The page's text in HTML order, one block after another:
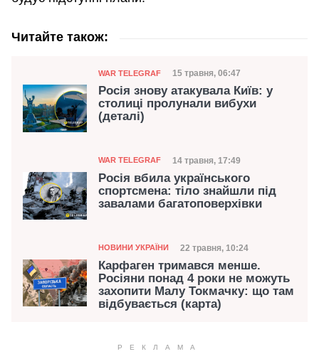
Читайте також:
Категорія
WAR TELEGRAF Дата публікації
15 травня, 06:47
Росія знову атакувала Київ: у
столиці пролунали вибухи
(деталі)
Категорія
WAR TELEGRAF Дата публікації
14 травня, 17:49
Росія вбила українського
спортсмена: тіло знайшли під
завалами багатоповерхівки
Категорія
НОВИНИ УКРАЇНИ Дата публікації
22 травня, 10:24
Карфаген тримався менше.
Росіяни понад 4 роки не можуть
захопити Малу Токмачку: що там
відбувається (карта)